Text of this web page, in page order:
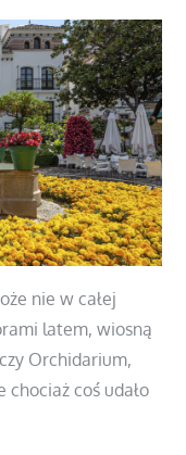
nie w całej
latem, wiosną
Orchidarium,
chociaż coś udało